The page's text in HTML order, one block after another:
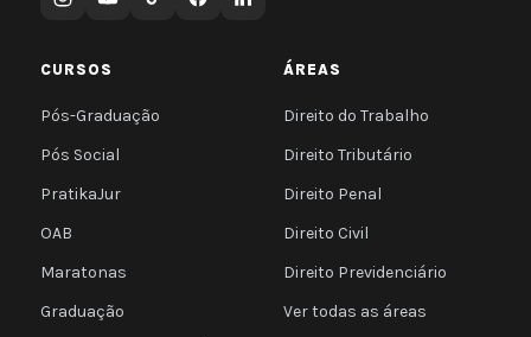
CURSOS
Pós-Graduação
Pós Social
PratikaJur
OAB
Maratonas
Graduação
ÁREAS
Direito do Trabalho
Direito Tributário
Direito Penal
Direito Civil
Direito Previdenciário
Ver todas as áreas